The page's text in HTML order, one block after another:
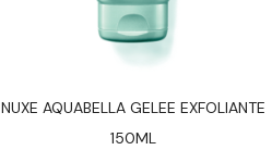
NUXE AQUABELLA GELEE EXFOLIANTE
150ML